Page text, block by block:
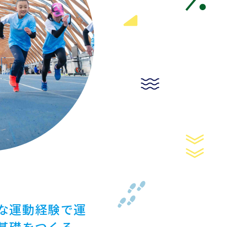
運動経験で運